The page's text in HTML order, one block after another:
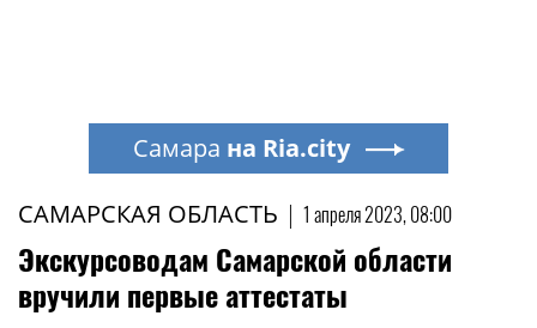
САМАРСКАЯ ОБЛАСТЬ | 1 апреля 2023, 08:00
Экскурсоводам Самарской области
вручили первые аттестаты
Самара на Ria.city